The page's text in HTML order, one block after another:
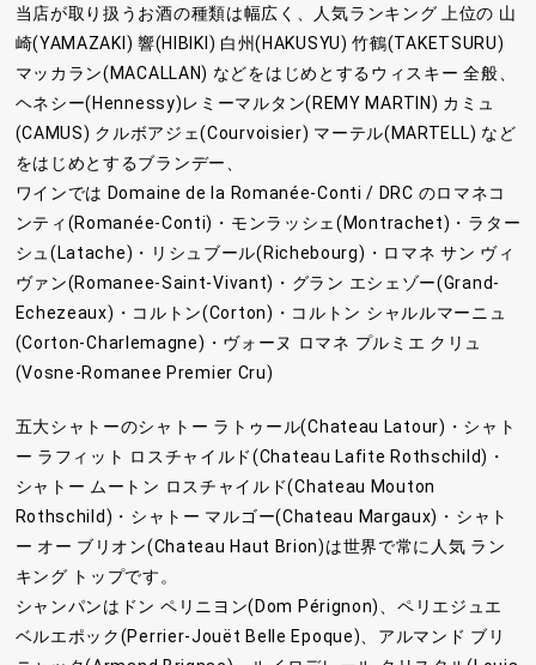
当店が取り扱うお酒の種類は幅広く、人気ランキング 上位の 山
崎(YAMAZAKI) 響(HIBIKI) 白州(HAKUSYU) 竹鶴(TAKETSURU)
マッカラン(MACALLAN) などをはじめとするウィスキー 全般、
ヘネシー(Hennessy)レミーマルタン(REMY MARTIN) カミュ
(CAMUS) クルボアジェ(Courvoisier) マーテル(MARTELL) など
をはじめとするブランデー、
ワインでは Domaine de la Romanée-Conti / DRC のロマネコ
ンティ(Romanée-Conti)・モンラッシェ(Montrachet)・ラター
シュ(Latache)・リシュブール(Richebourg)・ロマネ サン ヴィ
ヴァン(Romanee-Saint-Vivant)・グラン エシェゾー(Grand-
Echezeaux)・コルトン(Corton)・コルトン シャルルマーニュ
(Corton-Charlemagne)・ヴォーヌ ロマネ プルミエ クリュ
(Vosne-Romanee Premier Cru)
五大シャトーのシャトー ラトゥール(Chateau Latour)・シャト
ー ラフィット ロスチャイルド(Chateau Lafite Rothschild)・
シャトー ムートン ロスチャイルド(Chateau Mouton
Rothschild)・シャトー マルゴー(Chateau Margaux)・シャト
ー オー ブリオン(Chateau Haut Brion)は世界で常に人気 ラン
キング トップです。
シャンパンはドン ペリニヨン(Dom Pérignon)、ペリエジュエ
ベルエポック(Perrier-Jouët Belle Epoque)、アルマンド ブリ